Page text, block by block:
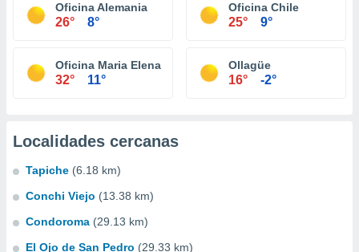
Oficina Alemania
26° 8°
Oficina Chile
25° 9°
Oficina Maria Elena
32° 11°
Ollagüe
16° -2°
Localidades cercanas
Tapiche (6.18 km)
Conchi Viejo (13.38 km)
Condoroma (29.13 km)
El Ojo de San Pedro (29.33 km)